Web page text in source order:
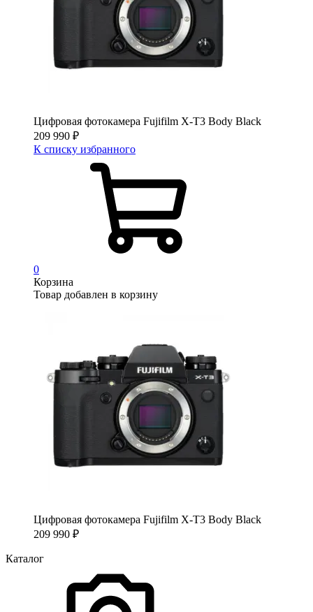
Цифровая фотокамера Fujifilm X-T3 Body Black
209 990 ₽
К списку избранного
0
Корзина
Товар добавлен в корзину
Цифровая фотокамера Fujifilm X-T3 Body Black
209 990 ₽
Каталог